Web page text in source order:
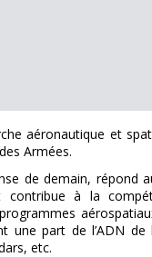
aéronautique et
Armées.
de demain, répond
contribue à la
part de l’ADN de
etc.